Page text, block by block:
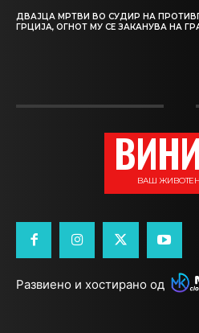
ДВАЈЦА МРТВИ ВО СУДИР НА
ГРЦИЈА, ОГНОТ МУ СЕ ЗАКАНУВА НА
ВАШ ЖИВОТЕН
Развиено и хостирано од